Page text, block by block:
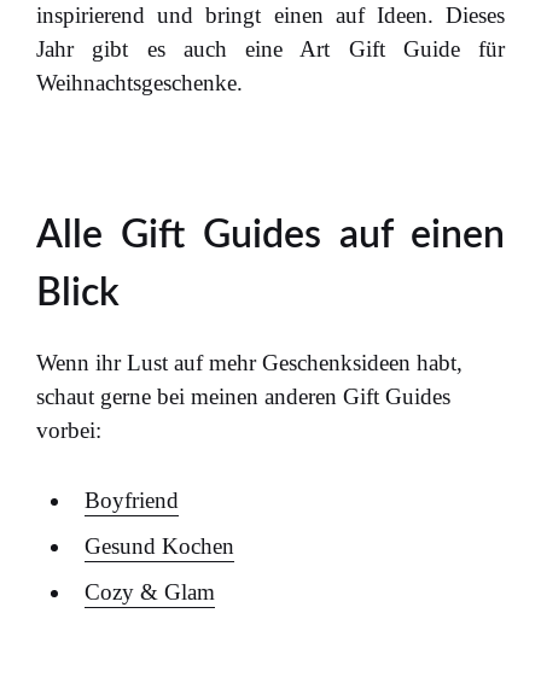
inspirierend und bringt einen auf Ideen. Dieses
Jahr gibt es auch eine Art Gift Guide für
Weihnachtsgeschenke.
Alle Gift Guides auf einen
Blick
Wenn ihr Lust auf mehr Geschenksideen habt,
schaut gerne bei meinen anderen Gift Guides
vorbei:
Boyfriend
Gesund Kochen
Cozy & Glam